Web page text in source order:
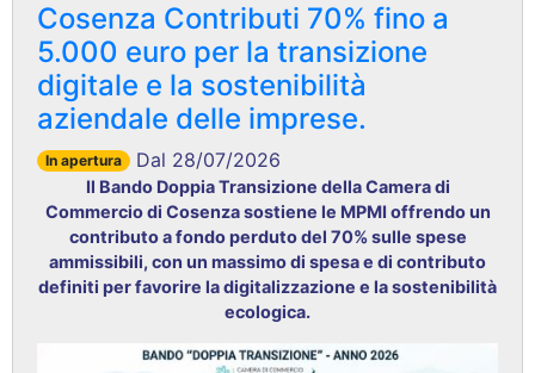
Cosenza Contributi 70% fino a
5.000 euro per la transizione
digitale e la sostenibilità
aziendale delle imprese.
In apertura Dal 28/07/2026
Il Bando Doppia Transizione della Camera di
Commercio di Cosenza sostiene le MPMI offrendo un
contributo a fondo perduto del 70%sulle spese
ammissibili, con un massimo di spesa e di contributo
definiti per favorire la digitalizzazione e la sostenibilità
ecologica.